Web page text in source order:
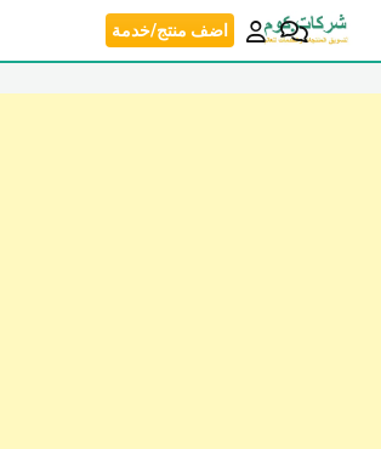
انتقل
اضف منتج/خدمة